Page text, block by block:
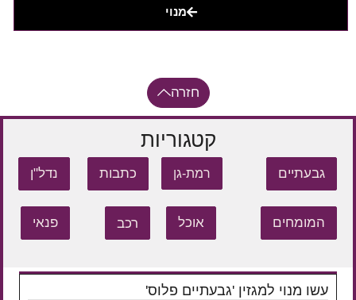
מנוי
חזרה
קטגוריות
גבעתיים רמת-גן כתבות נדל"ן
המומחים אוכל רכב פנאי
עשו מנוי למגזין 'גבעתיים פלוס'